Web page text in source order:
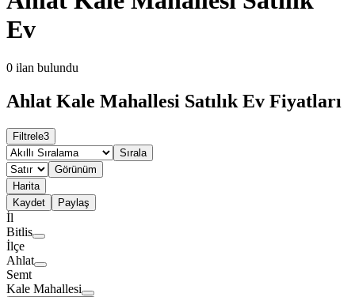
Ev
0 ilan bulundu
Ahlat Kale Mahallesi Satılık Ev Fiyatları
Filtrele3
Sırala
Görünüm
Harita
Kaydet
Paylaş
İl
Bitlis
İlçe
Ahlat
Semt
Kale Mahallesi